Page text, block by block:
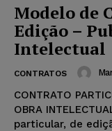
Modelo de
Edição –
Intelectual
CONTRATOS
CONTRATO
OBRA
particular, de